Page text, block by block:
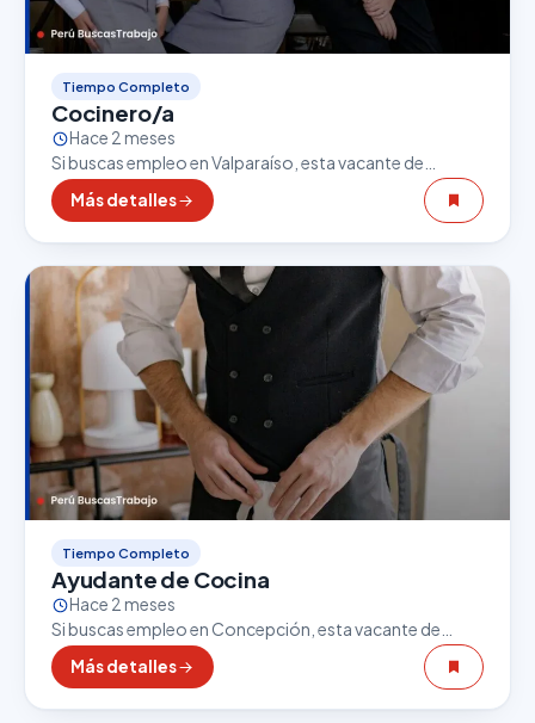
Tiempo Completo
Cocinero/a
Hace 2 meses
Si buscas empleo en Valparaíso, esta vacante de
Cocinero/a puede ser una excelente oportunidad. El
sector gastronómico es uno de los que más empleo…
Más detalles
Tiempo Completo
Ayudante de Cocina
Hace 2 meses
Si buscas empleo en Concepción, esta vacante de
Ayudante de Cocina puede ser una excelente
oportunidad. El sector gastronómico es uno de los
que…
Más detalles